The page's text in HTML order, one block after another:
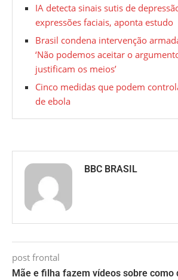
IA detecta sinais sutis de
expressões faciais, aponta estudo
Brasil condena intervenção
‘Não podemos aceitar o
justificam os meios’
Cinco medidas que podem
de ebola
BBC BRASIL
post frontal
Mãe e filha fazem vídeos sobre como